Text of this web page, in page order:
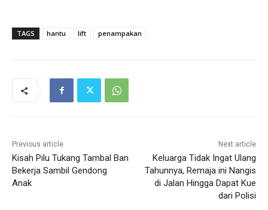
TAGS hantu lift penampakan
Previous article
Kisah Pilu Tukang Tambal Ban
Bekerja Sambil Gendong
Anak
Next article
Keluarga Tidak Ingat Ulang
Tahunnya, Remaja ini Nangis
di Jalan Hingga Dapat Kue
dari Polisi